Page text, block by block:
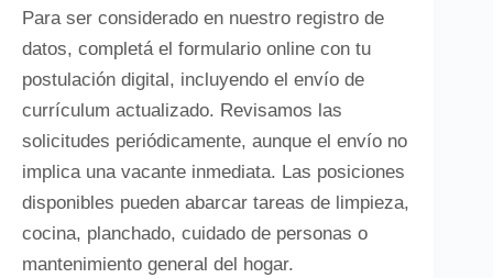
Para ser considerado en nuestro registro de
datos, completá el formulario online con tu
postulación digital, incluyendo el envío de
currículum actualizado. Revisamos las
solicitudes periódicamente, aunque el envío no
implica una vacante inmediata. Las posiciones
disponibles pueden abarcar tareas de limpieza,
cocina, planchado, cuidado de personas o
mantenimiento general del hogar.